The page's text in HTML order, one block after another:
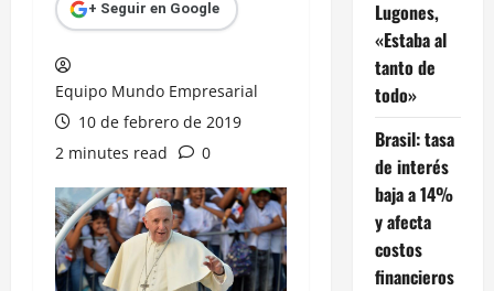
+ Seguir en Google
Equipo Mundo Empresarial
10 de febrero de 2019
2 minutes read
0
Lugones,
«Estaba al
tanto de
todo»
Brasil: tasa
de interés
baja a 14%
y afecta
costos
financieros